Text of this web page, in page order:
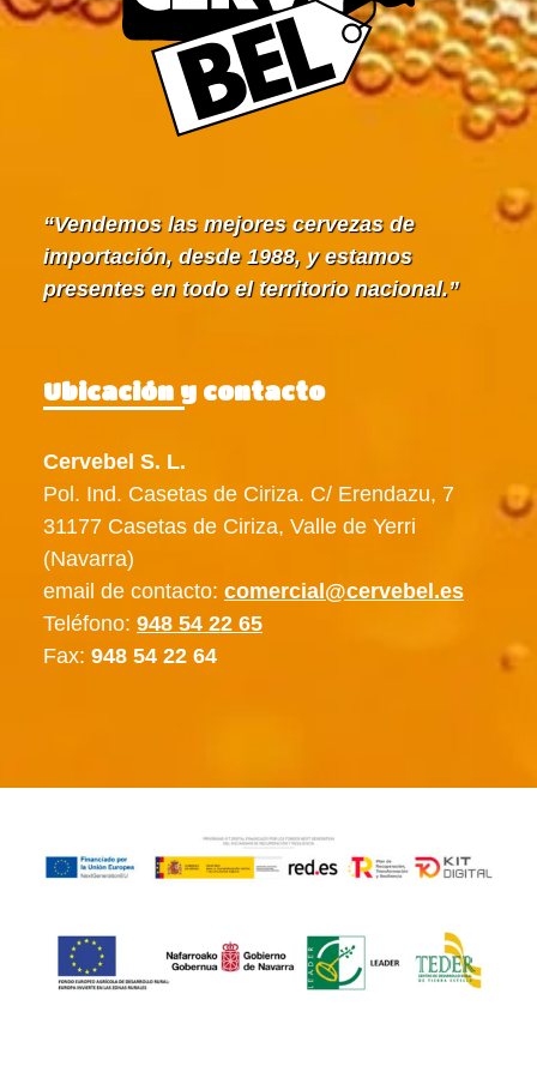
Vendemos las mejores cervezas de
importación, desde 1988, y estamos
presentes en todo el territorio nacional.
Ubicación y contacto
Cervebel S. L.
Pol. Ind. Casetas de Ciriza. C/ Erendazu, 7
31177 Casetas de Ciriza, Valle de Yerri
(Navarra)
email de contacto: comercial@cervebel.es
Teléfono: 948 54 22 65
Fax: 948 54 22 64